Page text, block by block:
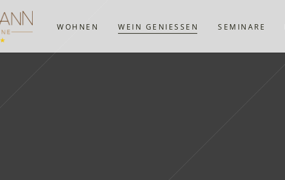
WOHNEN WEIN GENIESSEN SEMINARE